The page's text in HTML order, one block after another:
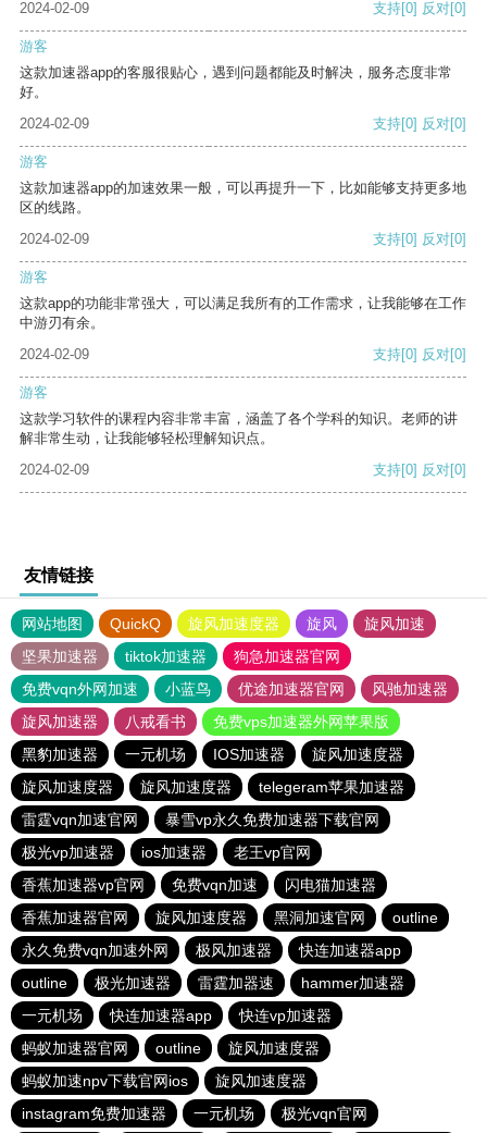
2024-02-09 支持[0] 反对[0]
游客
这款加速器app的客服很贴心，遇到问题都能及时解决，服务态度非常
好。
2024-02-09
支持[0] 反对[0]
游客
这款加速器app的加速效果一般，可以再提升一下，比如能够支持更多地
区的线路。
2024-02-09
支持[0] 反对[0]
游客
这款app的功能非常强大，可以满足我所有的工作需求，让我能够在工作
中游刃有余。
2024-02-09
支持[0] 反对[0]
游客
这款学习软件的课程内容非常丰富，涵盖了各个学科的知识。老师的讲
解非常生动，让我能够轻松理解知识点。
2024-02-09
支持[0] 反对[0]
友情链接
网站地图 QuickQ 旋风加速度器 旋风
旋风加速
坚果加速器
tiktok加速器
狗急加速器官网
免费vqn外网加速
小蓝鸟 优途加速器官网
风驰加速器
旋风加速器
八戒看书
免费vps加速器外网苹果版
黑豹加速器
一元机场 IOS加速器
旋风加速度器
旋风加速度器
旋风加速度器
telegeram苹果加速器
雷霆vqn加速官网
暴雪vp永久免费加速器下载官网
极光vp加速器
ios加速器
老王vp官网
香蕉加速器vp官网
免费vqn加速
闪电猫加速器
香蕉加速器官网
旋风加速度器 黑洞加速官网
outline
永久免费vqn加速外网
极风加速器
快连加速器app
outline
极光加速器 雷霆加器速
hammer加速器
一元机场
快连加速器app
快连vp加速器
蚂蚁加速器官网
outline
旋风加速度器
蚂蚁加速npv下载官网ios
旋风加速度器
instagram免费加速器
一元机场 极光vqn官网